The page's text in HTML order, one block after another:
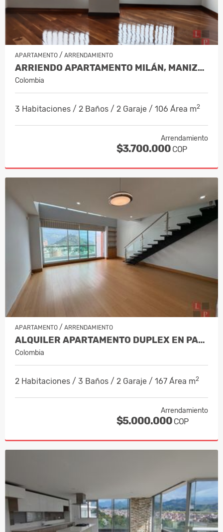
APARTAMENTO / ARRENDAMIENTO
ARRIENDO APARTAMENTO MILÁN, MANIZAL…
Colombia
3 Habitaciones / 2 Baños / 2 Garaje / 106 Área m2
Arrendamiento
$3.700.000 COP
APARTAMENTO / ARRENDAMIENTO
ALQUILER APARTAMENTO DUPLEX EN PALER…
Colombia
2 Habitaciones / 3 Baños / 2 Garaje / 167 Área m2
Arrendamiento
$5.000.000 COP